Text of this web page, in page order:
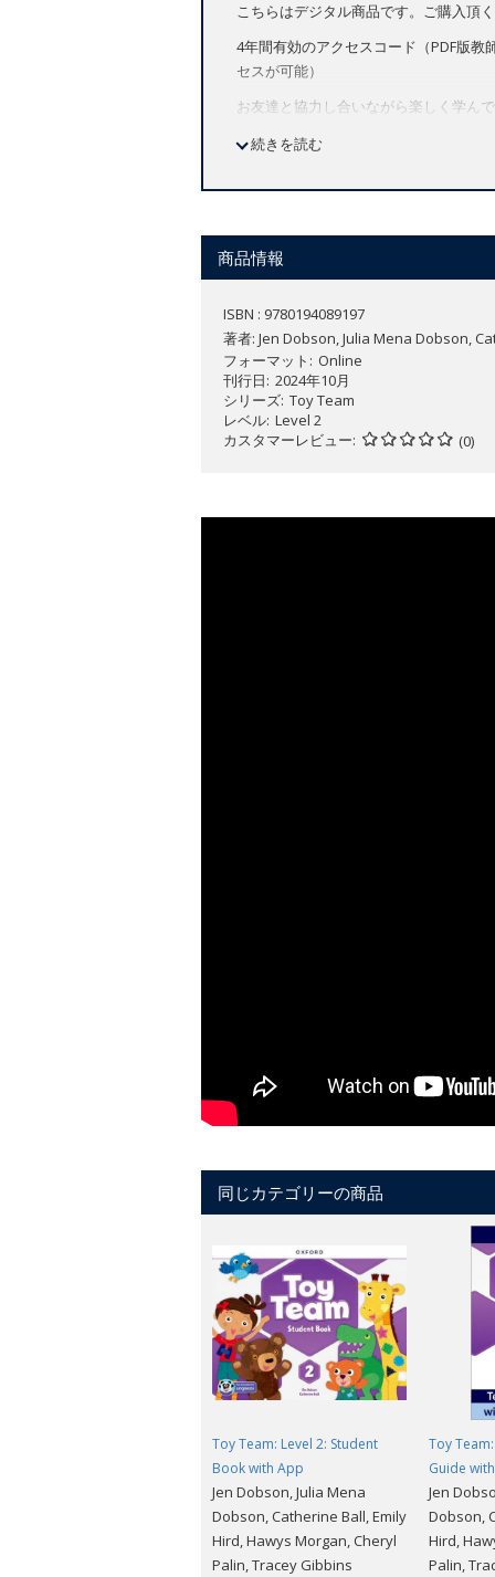
こちらはデジタル商品です。ご購入頂
4年間有効のアクセスコード（PDF版
セスが可能）
お友達と協力し合いながら楽しく学ん
続きを読む
商品情報
ISBN : 9780194089197
著者: Jen Dobson, Julia Mena Dobson,
フォーマット
Online
刊行日 2024年10月
シリーズ Toy Team
レベル Level 2
カスタマーレビュー
(0)
同じカテゴリーの商品
Toy Team: Level 2: Student
Book with App
Jen Dobson, Julia Mena
Dobson, Catherine Ball, Emily
Hird, Hawys Morgan, Cheryl
Palin, Tracey Gibbins
Toy
Guide
Jen
Dobson,
Hird,
Palin,